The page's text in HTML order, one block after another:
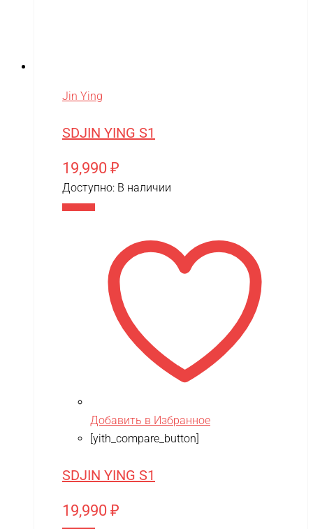
Jin Ying
SDJIN YING S1
19,990 ₽
Доступно: В наличии
Добавить в Избранное
[yith_compare_button]
SDJIN YING S1
19,990 ₽